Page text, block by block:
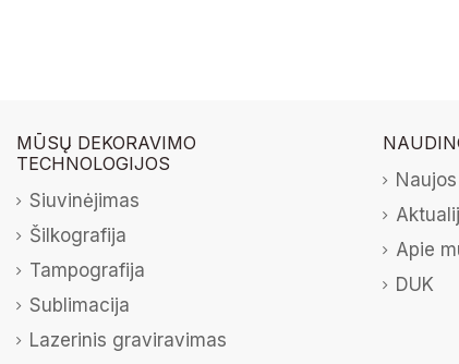
MŪSŲ DEKORAVIMO
TECHNOLOGIJOS
Siuvinėjimas
Šilkografija
Tampografija
Sublimacija
Lazerinis graviravimas
Apie
DUK